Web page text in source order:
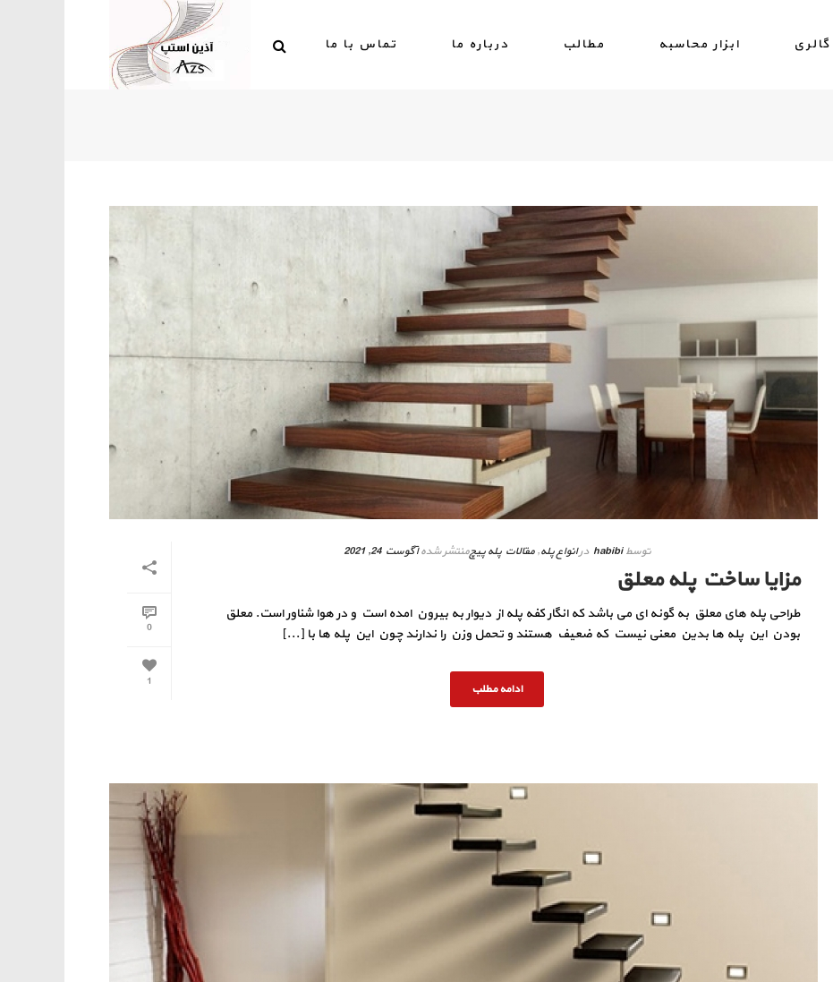
گالری ابزار محاسبه مطالب درباره ما تماس با ما
0
1
توسط habibi درانواع پله,مقالات پله پیچمنتشر شده آگوست 24, 2021
مزایا ساخت پله معلق
طراحی پله های معلق به گونه ای می باشد که انگار کفه پله از دیوار به بیرون امده است و در هوا شناور است. معلق
بودن این پله ها بدین معنی نیست که ضعیف هستند و تحمل وزن را ندارند چون این پله ها با [...]
ادامه مطلب